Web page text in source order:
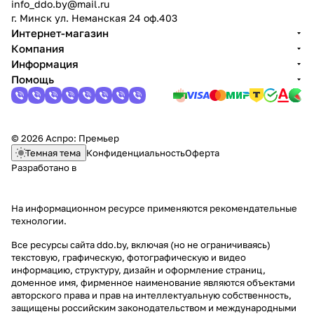
info_ddo.by@mail.ru
г. Минск ул. Неманская 24 оф.403
Интернет-магазин
Компания
Информация
Помощь
© 2026 Аспро: Премьер
Темная тема КонфиденциальностьОферта
Разработано в
На информационном ресурсе применяются рекомендательные
технологии.
Все ресурсы сайта ddo.by, включая (но не ограничиваясь)
текстовую, графическую, фотографическую и видео
информацию, структуру, дизайн и оформление страниц,
доменное имя, фирменное наименование являются объектами
авторского права и прав на интеллектуальную собственность,
защищены российским законодательством и международными